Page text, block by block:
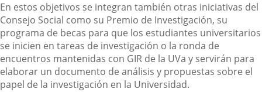
En estos objetivos se integran también otras iniciativas del
Consejo Social como su Premio de Investigación, su
programa de becas para que los estudiantes universitarios
se inicien en tareas de investigación o la ronda de
encuentros mantenidas con GIR de la UVa y servirán para
elaborar un documento de análisis y propuestas sobre el
papel de la investigación en la Universidad.